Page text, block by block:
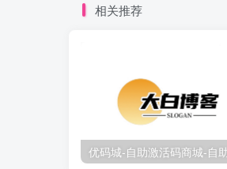
相关推荐